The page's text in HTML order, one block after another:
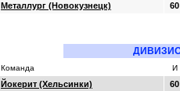
Металлург (Новокузнецк) 60
Команда И
Йокерит (Хельсинки)
60